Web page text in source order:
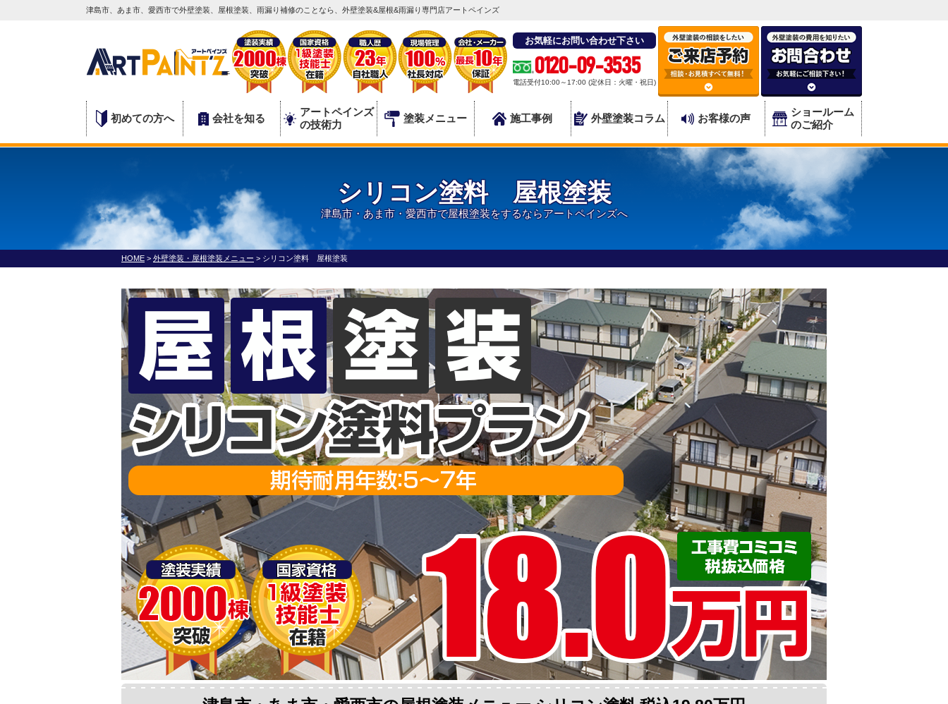
津島市、あま市、愛西市で外壁塗装、屋根塗装、雨漏り補修のことなら、外壁塗装&屋根&雨漏り専門店アートペインズ
お気軽にお問い合わせ下さい
0120-09-3535
電話受付10:00～17:00 (定休日：火曜・祝日)
初めての方へ 会社を知る
アートペインズ
の技術力
塗装メニュー 施工事例 外壁塗装コラム お客様の声
ショールーム
のご紹介
シリコン塗料 屋根塗装
津島市・あま市・愛西市で屋根塗装をするならアートペインズへ
HOME > 外壁塗装・屋根塗装メニュー > シリコン塗料 屋根塗装